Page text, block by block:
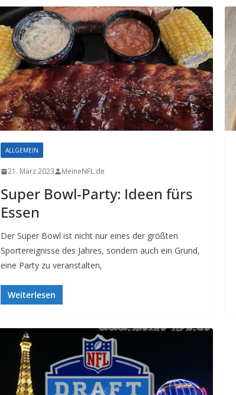
ALLGEMEIN
21. März 2023 MeineNFL.de
Super Bowl-Party: Ideen fürs
Essen
Der Super Bowl ist nicht nur eines der größten
Sportereignisse des Jahres, sondern auch ein Grund,
eine Party zu veranstalten,
Weiterlesen